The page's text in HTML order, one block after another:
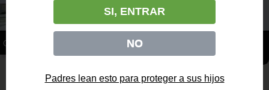
NO
SI, ENTRAR
Padres lean esto para proteger a sus hijos
COLEGIALA SEDUCE A SU PROFESOR Y LE PIDE SEXO FUERTE
Producido por:TEAM SKEET